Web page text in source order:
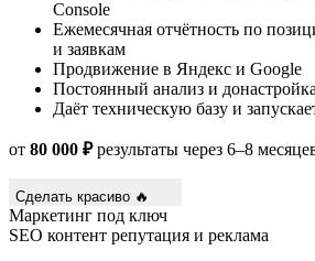
Console
Ежемесячная отчётность по
и заявкам
Продвижение в Яндекс и Google
Постоянный анализ и донастройка
Даёт техническую базу и
от 80 000 ₽результаты через 6–8
Сделать красиво 🔥
Маркетинг под ключ
SEO контент репутация и реклама